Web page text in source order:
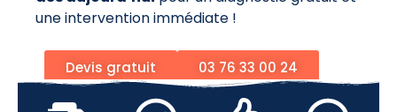
une intervention immédiate !
Devis gratuit 03 76 33 00 24